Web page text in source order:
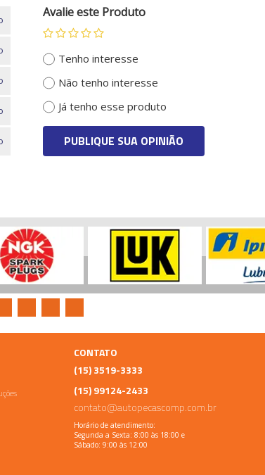
Avalie este Produto
Tenho interesse
Não tenho interesse
Já tenho esse produto
PUBLIQUE SUA OPINIÃO
CONTATO
(15) 3519-3333
(15) 99124-2433
contato@autopecascomp.com.br
Horário de atendimento:
Segunda a Sexta: 8:00 às 18:00 e
Sábado: 9:00 às 12:00